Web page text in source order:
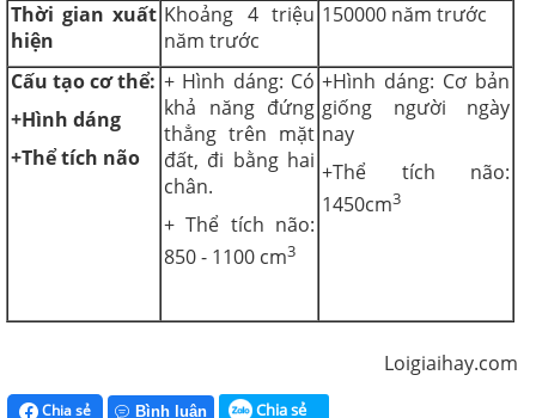
Thời gian xuất
hiện
Khoảng 4 triệu
năm trước
150000 năm trước
Cấu tạo cơ thể:
+Hình dáng
+Thể tích não
+ Hình dáng: Có
khả năng đứng
thẳng trên mặt
đất, đi bằng hai
chân.
+ Thể tích não:
850 - 1100 cm3
+Hình dáng: Cơ bản
giống người ngày
nay
+Thể tích não:
1450cm3
Loigiaihay.com
Chia sẻ Bình luận Chia sẻ